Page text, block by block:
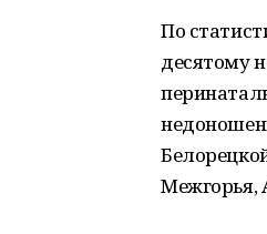
По
десятому
Межгорья,